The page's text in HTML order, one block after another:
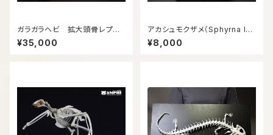
ガラガラヘビ 拡大頭骨レプリ
カ【25㎝】
¥35,000
アカシュモクザメ（Sphyrna le
wini）等倍頭骨レプリカ
¥8,000